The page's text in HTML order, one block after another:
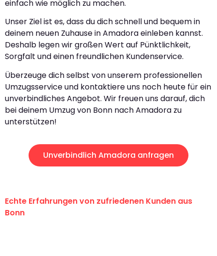
einfach wie möglich zu machen.
Unser Ziel ist es, dass du dich schnell und bequem in
deinem neuen Zuhause in Amadora einleben kannst.
Deshalb legen wir großen Wert auf Pünktlichkeit,
Sorgfalt und einen freundlichen Kundenservice.
Überzeuge dich selbst von unserem professionellen
Umzugsservice und kontaktiere uns noch heute für ein
unverbindliches Angebot. Wir freuen uns darauf, dich
bei deinem Umzug von Bonn nach Amadora zu
unterstützen!
Unverbindlich Amadora anfragen
Echte Erfahrungen von zufriedenen Kunden aus
Bonn